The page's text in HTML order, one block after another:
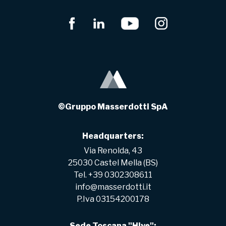
©Gruppo Masserdotti SpA
Headquarters:
Via Renolda, 43
25030 Castel Mella (BS)
Tel. +39 0302308611
info@masserdotti.it
P.Iva 03154200178